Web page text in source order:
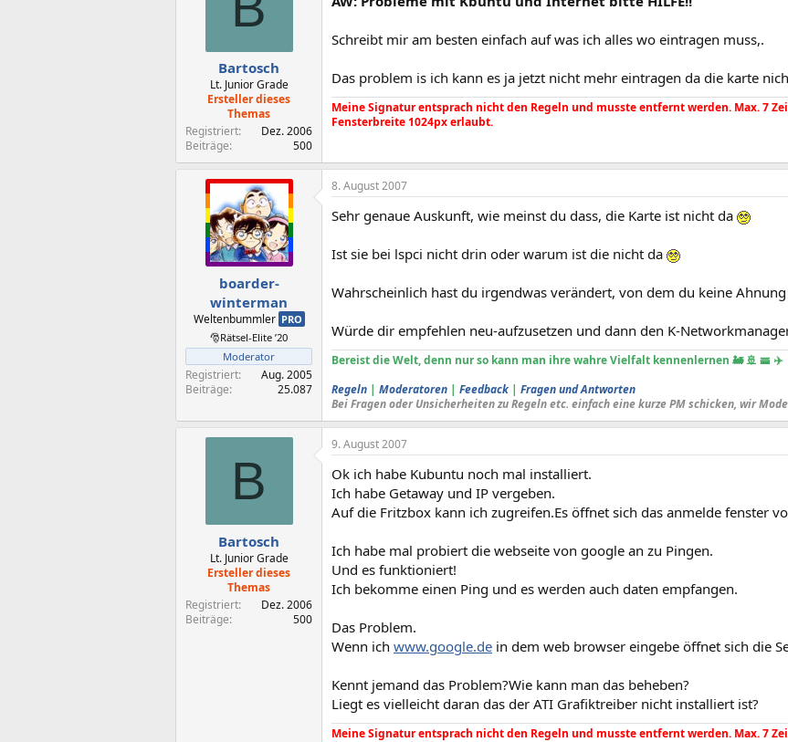
Bartosch
Lt. Junior Grade
Ersteller dieses
Themas
Registriert
Dez. 2006
Beiträge
500
Schreibt mir am besten einfach auf was ich alles wo eintragen muss,.
Das problem is ich kann es ja jetzt nicht mehr eintragen da die karte
Meine Signatur entsprach nicht den Regeln und musste entfernt werden. Max. 7
Fensterbreite 1024px erlaubt.
boarder-
winterman
Weltenbummler PRO
🎅Rätsel-Elite ’20
Moderator
Registriert
Aug. 2005
Beiträge
25.087
8. August 2007
Sehr genaue Auskunft, wie meinst du dass, die Karte ist nicht da
Ist sie bei lspci nicht drin oder warum ist die nicht da
Wahrscheinlich hast du irgendwas verändert, von dem du keine
Würde dir empfehlen neu-aufzusetzen und dann den K-
Bereist die Welt, denn nur so kann man ihre wahre Vielfalt kennenlernen 🚂 🚢 🚟 ✈️
Regeln | Moderatoren | Feedback | Fragen und Antworten
Bei Fragen oder Unsicherheiten zu Regeln etc. einfach eine kurze PM schicken, wir
B
Bartosch
Lt. Junior Grade
Ersteller dieses
Themas
Registriert
Dez. 2006
Beiträge
500
9. August 2007
Ok ich habe Kubuntu noch mal installiert.
Ich habe Getaway und IP vergeben.
Auf die Fritzbox kann ich zugreifen.Es öffnet sich das anmelde fenster
Ich habe mal probiert die webseite von google an zu Pingen.
Und es funktioniert!
Ich bekomme einen Ping und es werden auch daten empfangen.
Das Problem.
Wenn ich www.google.de in dem web browser eingebe öffnet sich die
Kennt jemand das Problem?Wie kann man das beheben?
Liegt es vielleicht daran das der ATI Grafiktreiber nicht installiert ist?
Meine Signatur entsprach nicht den Regeln und musste entfernt werden. Max. 7